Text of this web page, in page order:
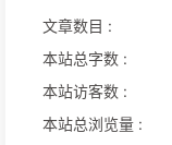
文章数目 :
本站总字数 :
本站访客数 :
本站总浏览量 :